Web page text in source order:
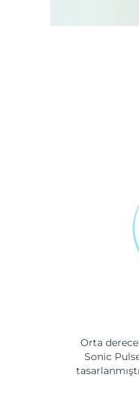
Orta
Sonic